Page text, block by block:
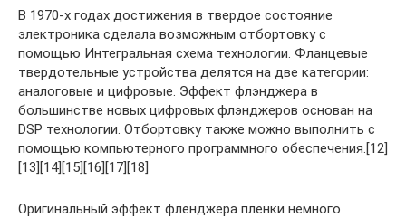
В 1970-х годах достижения в твердое состояние
электроника сделала возможным отбортовку с
помощью Интегральная схема технологии. Фланцевые
твердотельные устройства делятся на две категории:
аналоговые и цифровые. Эффект флэнджера в
большинстве новых цифровых флэнджеров основан на
DSP технологии. Отбортовку также можно выполнить с
помощью компьютерного программного обеспечения.[12]
[13][14][15][16][17][18]
Оригинальный эффект фленджера пленки немного